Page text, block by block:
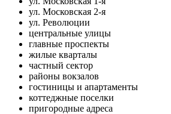
ул. Московская 2-я
ул. Революции
центральные улицы
главные проспекты
жилые кварталы
частный сектор
районы вокзалов
гостиницы и апартаменты
коттеджные поселки
пригородные адреса